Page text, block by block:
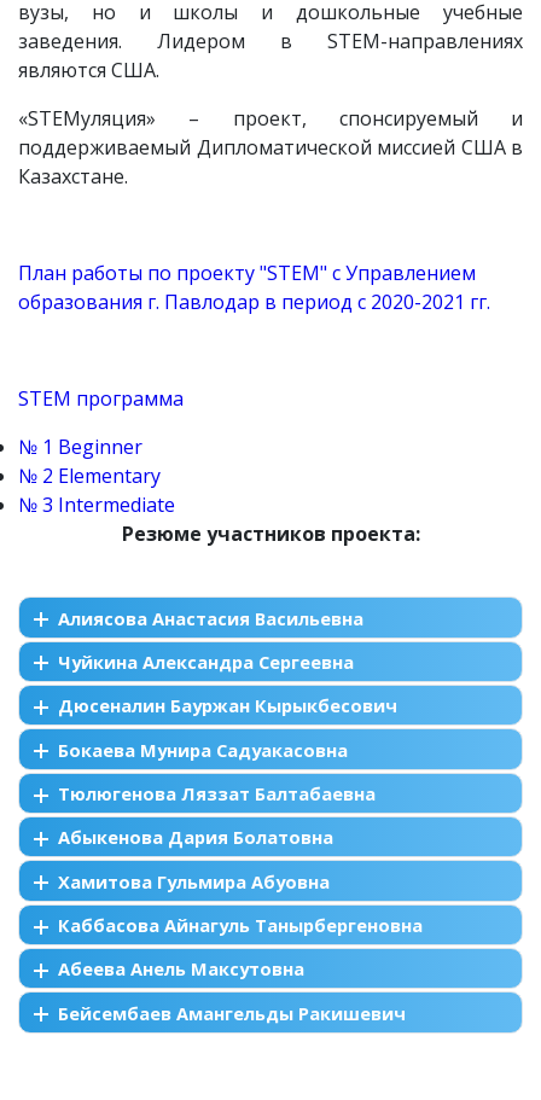
вузы, но и школы и дошкольные учебные
заведения. Лидером в STEM-направлениях
являются США.
«STEMуляция» – проект, спонсируемый и
поддерживаемый Дипломатической миссией США в
Казахстане.
План работы по проекту "STEM" с Управлением
образования г. Павлодар в период с 2020-2021 гг.
STEM программа
№ 1 Beginner
№ 2 Elementary
№ 3 Intermediate
Резюме участников проекта:
Алиясова Анастасия Васильевна
Чуйкина Александра Сергеевна
Дюсеналин Бауржан Кырыкбесович
Бокаева Мунира Садуакасовна
Тюлюгенова Ляззат Балтабаевна
Абыкенова Дария Болатовна
Хамитова Гульмира Абуовна
Каббасова Айнагуль Танырбергеновна
Абеева Анель Максутовна
Бейсембаев Амангельды Ракишевич